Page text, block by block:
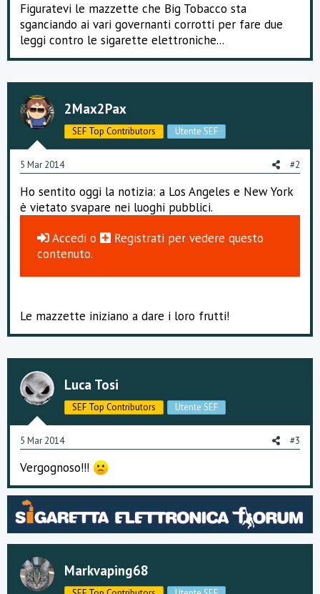
Figuratevi le mazzette che Big Tobacco sta
sganciando ai vari governanti corrotti per fare due
leggi contro le sigarette elettroniche...
2Max2Pax
SEF Top Contributors Utente SEF
5 Mar 2014 #2
Ho sentito oggi la notizia: a Los Angeles e New York
è vietato svapare nei luoghi pubblici.
Accedi o Registrati per vedere questo
contenuto.
Le mazzette iniziano a dare i loro frutti!
Luca Tosi
SEF Top Contributors Utente SEF
5 Mar 2014 #3
Vergognoso!!!
Markvaping68